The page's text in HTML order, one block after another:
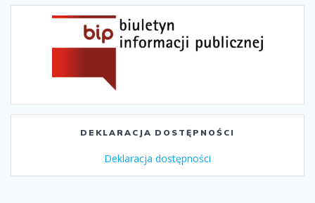
DEKLARACJA DOSTĘPNOŚCI
Deklaracja dostępności